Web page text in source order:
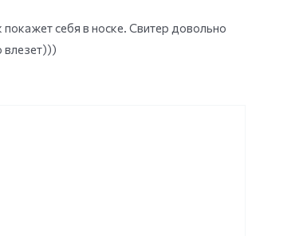
себя в носке. Свитер довольно
влезет)))